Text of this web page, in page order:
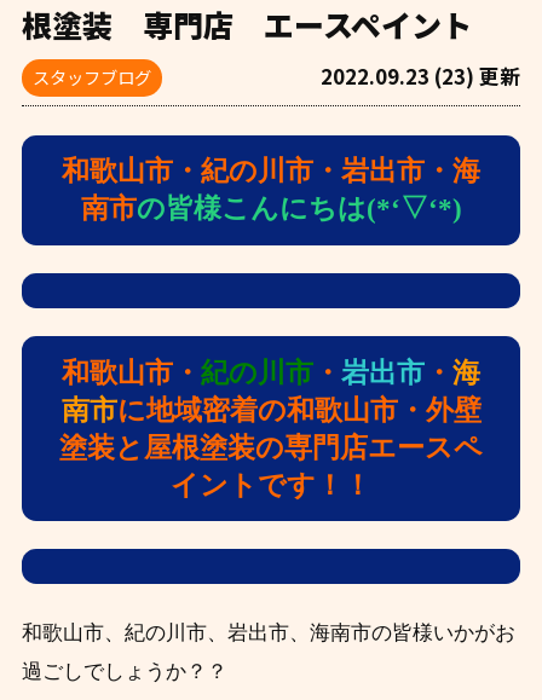
根塗装 専門店 エースペイント
スタッフブログ 2022.09.23 (23) 更新
和歌山市・紀の川市・岩出市・海
南市の皆様こんにちは(*‘▽‘*)
和歌山市・ 紀の川市 ・ 岩出市 ・ 海
南市に地域密着の和歌山市・外壁
塗装と屋根塗装の専門店エースペ
イントです！！
和歌山市、紀の川市、岩出市、海南市の皆様いかがお
過ごしでしょうか？？